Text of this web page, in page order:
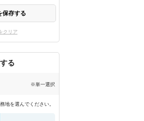
保存する
クリア
る
※単一選択
地を選んでください。